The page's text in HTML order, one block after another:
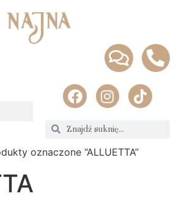
oznaczone “ALLUETTA”